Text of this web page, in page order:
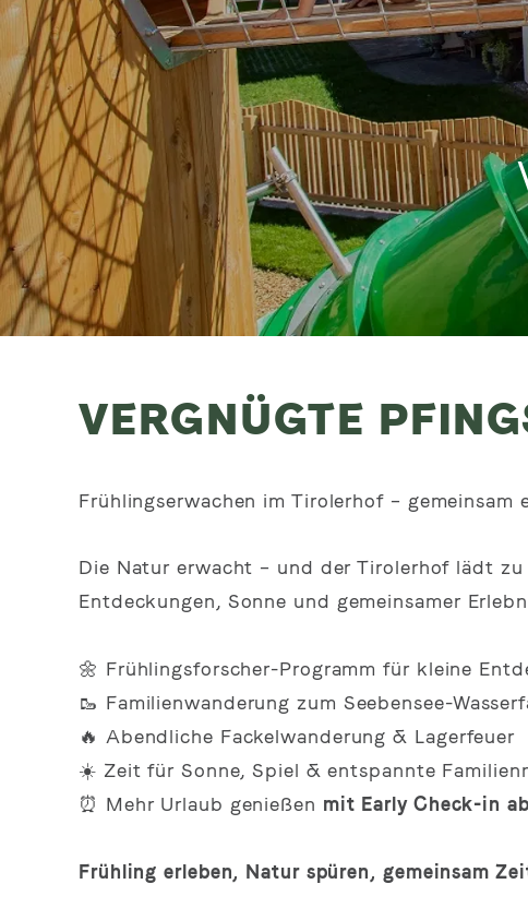
VERGNÜGTE
Frühlingserwachen im Tirolerhof – gemeinsam
Die Natur erwacht – und der Tirolerhof lädt
Entdeckungen, Sonne und gemeinsamer
🌼 Frühlingsforscher-Programm für kleine
🥾 Familienwanderung zum Seebensee-
🔥 Abendliche Fackelwanderung & Lagerfeuer
☀️ Zeit für Sonne, Spiel & entspannte
⏰ Mehr Urlaub genießen mit Early Check-in
Frühling erleben, Natur spüren, gemeinsam